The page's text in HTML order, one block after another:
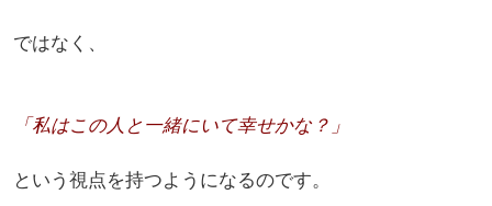
ではなく、
「私はこの人と一緒にいて幸せかな？」
という視点を持つようになるのです。